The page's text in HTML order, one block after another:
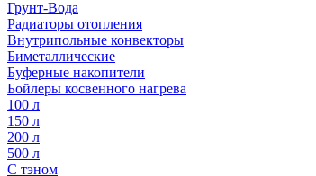
Грунт-Вода
Радиаторы отопления
Внутрипольные конвекторы
Биметаллические
Буферные накопители
Бойлеры косвенного нагрева
100 л
150 л
200 л
500 л
С тэном